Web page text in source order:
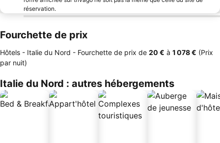
réservation.
Fourchette de prix
Hôtels - Italie du Nord - Fourchette de prix de ‎20 € à ‎1 078 € (Prix
par nuit)
Italie du Nord : autres hébergements